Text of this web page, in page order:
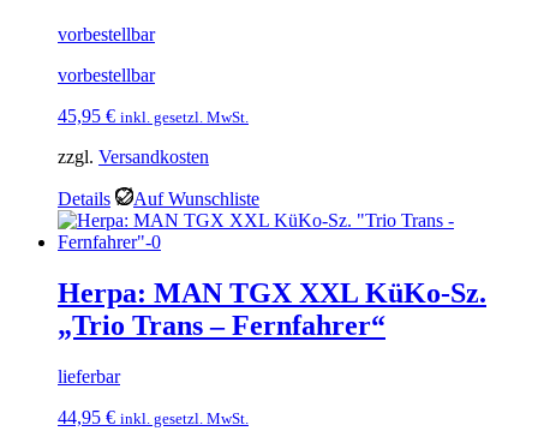
vorbestellbar
vorbestellbar
45,95 € inkl. gesetzl. MwSt.
zzgl. Versandkosten
Details Auf Wunschliste
Herpa: MAN TGX XXL KüKo-Sz.
„Trio Trans – Fernfahrer“
lieferbar
44,95 € inkl. gesetzl. MwSt.